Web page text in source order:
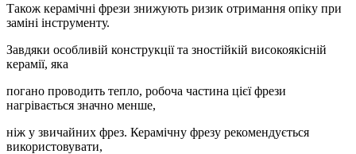
Також керамічні фрези знижують ризик отримання опіку при
заміні інструменту.
Завдяки особливій конструкції та зностійкій високоякісній
керамії, яка
погано проводить тепло, робоча частина цієї фрези
нагрівається значно менше,
ніж у звичайних фрез. Керамічну фрезу рекомендується
використовувати,